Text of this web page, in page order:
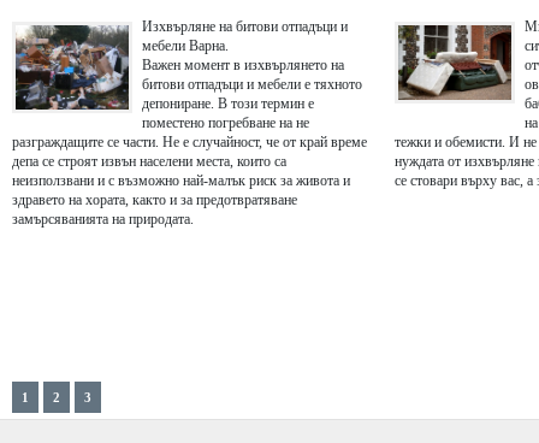
Изхвърляне на битови отпадъци и
мебели Варна.
Важен момент в изхвърлянето на
битови отпадъци и мебели е тяхното
депониране. В този термин е
поместено погребване на не
разграждащите се части. Не е случайност, че от край време
депа се строят извън населени места, които са
неизползвани и с възможно най-малък риск за живота и
здравето на хората, както и за предотвратяване
замърсяванията на природата.
тежки и обемисти. И не
нуждата от
се стовари върху вас, а
1 2 3